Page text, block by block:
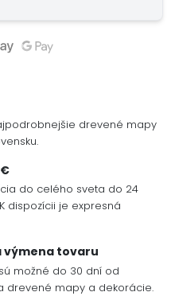
drevené mapy
do celého sveta do 24
dispozícii je expresná
výmena tovaru
možné do 30 dní od
drevené mapy a dekorácie.